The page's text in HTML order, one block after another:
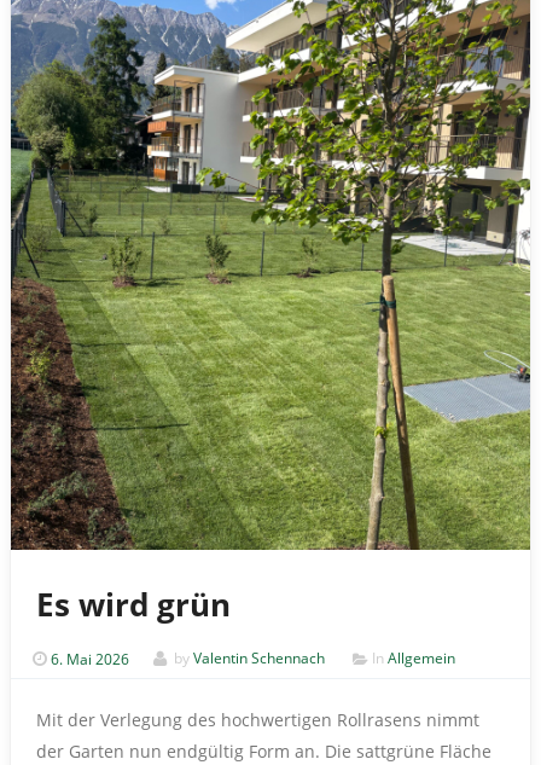
Es wird grün
6. Mai 2026 byValentin Schennach In Allgemein
Mit der Verlegung des hochwertigen Rollrasens nimmt
der Garten nun endgültig Form an. Die sattgrüne Fläche